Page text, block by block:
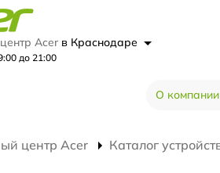
Acer в Краснодаре
до 21:00
О компании
центр Acer Каталог